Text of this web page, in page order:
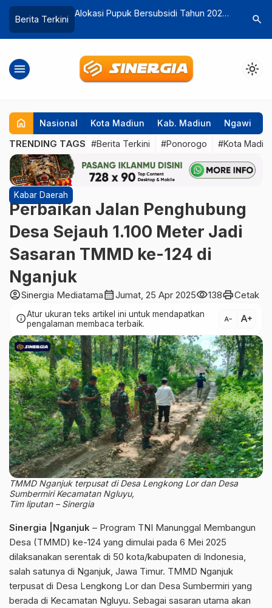
Berita Terkini
Dikbud Madiun Kawal Implementasi
Kober untuk Monitoring
search
menu light_mode
home Nasional Kota Madiun Kab. Madiun Ngawi
TRENDING TAGS #Berita Terkini #Ponorogo #Kota
Kabar Daerah
Perbaikan Jalan Penghubung
Desa Sejauh 1.100 Meter Jadi
Sasaran TMMD ke-124 di
Nganjuk
account_circleSinergia Mediatamacalendar_monthJumat, 25 Apr 2025visibility138printCetak
infoAtur ukuran teks artikel ini untuk mendapatkan
pengalaman membaca terbaik.
text_decrease text_increase
TMMD Nganjuk terpusat di Desa Lengkong Lor dan Desa
Sumbermiri Kecamatan Ngluyu,
Tim liputan – Sinergia
Sinergia |Nganjuk – Program TNI Manunggal Membangun
Desa (TMMD) ke-124 yang dimulai pada 6 Mei 2025
dilaksanakan serentak di 50 kota/kabupaten di Indonesia,
salah satunya di Nganjuk, Jawa Timur. TMMD Nganjuk
terpusat di Desa Lengkong Lor dan Desa Sumbermiri yang
berada di Kecamatan Ngluyu. Sebagai sasaran utama akan